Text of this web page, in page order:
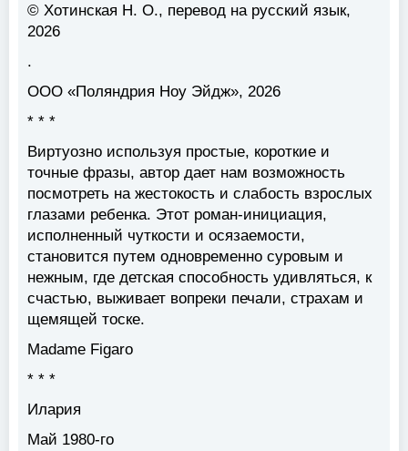
© Хотинская H. О., перевод на русский язык,
2026
.
ООО «Поляндрия Ноу Эйдж», 2026
* * *
Виртуозно используя простые, короткие и
точные фразы, автор дает нам возможность
посмотреть на жестокость и слабость взрослых
глазами ребенка. Этот роман-инициация,
исполненный чуткости и осязаемости,
становится путем одновременно суровым и
нежным, где детская способность удивляться, к
счастью, выживает вопреки печали, страхам и
щемящей тоске.
Madame Figaro
* * *
Илария
Май 1980-го